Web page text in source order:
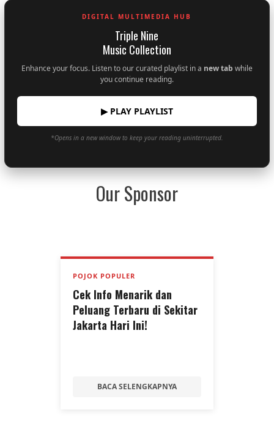
DIGITAL MULTIMEDIA HUB
Triple Nine
Music Collection
Enhance your focus. Listen to our curated playlist in a new tab while
you continue reading.
▶ PLAY PLAYLIST
*Opens in a new window to keep your reading uninterrupted.
Our Sponsor
POJOK POPULER
Cek Info Menarik dan
Peluang Terbaru di Sekitar
Jakarta Hari Ini!
BACA SELENGKAPNYA